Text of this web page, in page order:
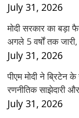
July 31, 2026
मोदी सरकार का बड़ा
अगले 5 वर्षों तक
July 31, 2026
पीएम मोदी ने ब्रिटेन
रणनीतिक साझेदारी और
July 31, 2026